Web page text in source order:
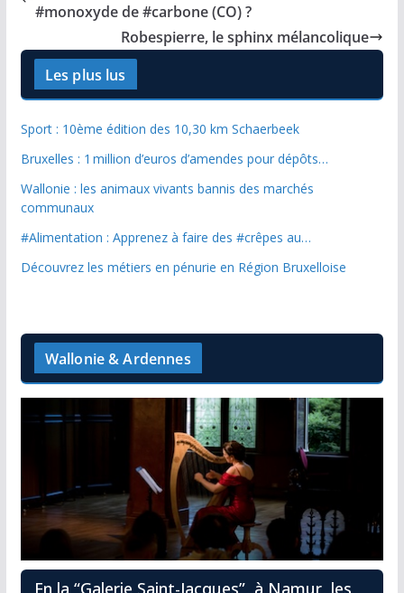
#monoxyde de #carbone (CO) ?
Robespierre, le sphinx mélancolique
Les plus lus
Sport : 10ème édition des 10,30 km Schaerbeek
Bruxelles : 1 million d’euros d’amendes pour dépôts…
Wallonie : les animaux vivants bannis des marchés
communaux
#Alimentation : Apprenez à faire des #crêpes au…
Découvrez les métiers en pénurie en Région Bruxelloise
Wallonie & Ardennes
En la “Galerie Saint-Jacques”, à Namur, les